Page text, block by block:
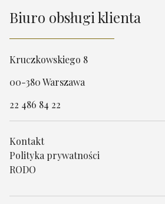
Biuro obsługi klienta
Kruczkowskiego 8
00-380 Warszawa
22 486 84 22
Kontakt
Polityka prywatności
RODO